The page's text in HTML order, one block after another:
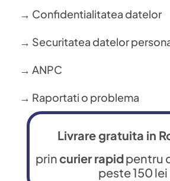
→ Confidentialitatea datelor
→ Securitatea datelor
→ ANPC
→ Raportati o problema
Livrare gratuita in
princurier rapidpentru
peste 150 lei